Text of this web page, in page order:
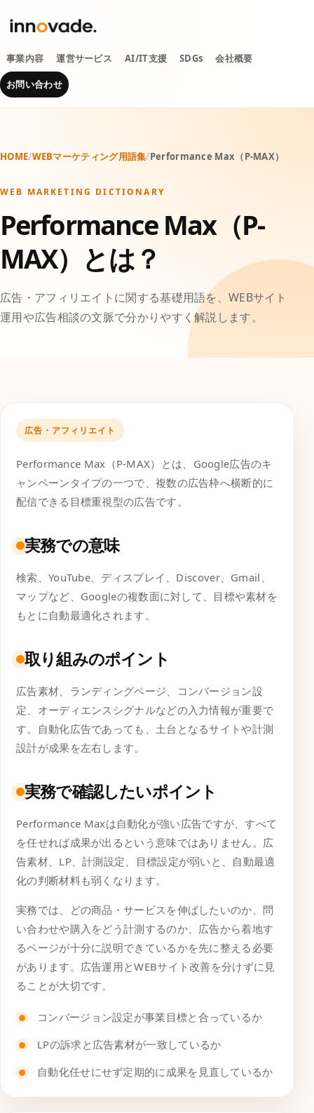
事業内容 運営サービス AI/IT支援 SDGs 会社概要
お問い合わせ
HOME/WEBマーケティング用語集/Performance Max（P-MAX）
WEB MARKETING DICTIONARY
Performance Max（P-
MAX）とは？
広告・アフィリエイトに関する基礎用語を、WEBサイト
運用や広告相談の文脈で分かりやすく解説します。
広告・アフィリエイト
Performance Max（P-MAX）とは、Google広告のキ
ャンペーンタイプの一つで、複数の広告枠へ横断的に
配信できる目標重視型の広告です。
実務での意味
検索、YouTube、ディスプレイ、Discover、Gmail、
マップなど、Googleの複数面に対して、目標や素材を
もとに自動最適化されます。
取り組みのポイント
広告素材、ランディングページ、コンバージョン設
定、オーディエンスシグナルなどの入力情報が重要で
す。自動化広告であっても、土台となるサイトや計測
設計が成果を左右します。
実務で確認したいポイント
Performance Maxは自動化が強い広告ですが、すべて
を任せれば成果が出るという意味ではありません。広
告素材、LP、計測設定、目標設定が弱いと、自動最適
化の判断材料も弱くなります。
実務では、どの商品・サービスを伸ばしたいのか、問
い合わせや購入をどう計測するのか、広告から着地す
るページが十分に説明できているかを先に整える必要
があります。広告運用とWEBサイト改善を分けずに見
ることが大切です。
コンバージョン設定が事業目標と合っているか
LPの訴求と広告素材が一致しているか
自動化任せにせず定期的に成果を見直しているか